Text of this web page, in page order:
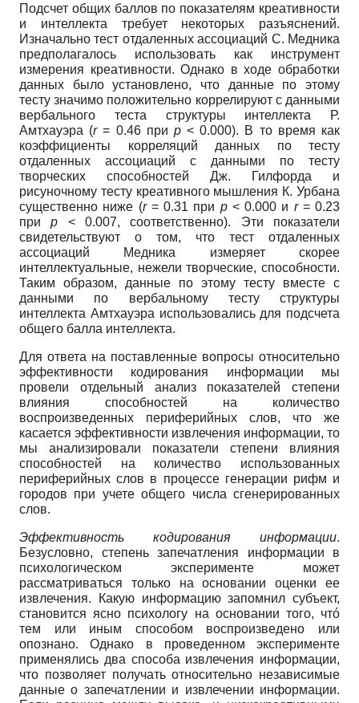
Подсчет общих баллов по показателям креативности
и интеллекта требует некоторых разъяснений.
Изначально тест отдаленных ассоциаций С. Медника
предполагалось использовать как инструмент
измерения креативности. Однако в ходе обработки
данных было установлено, что данные по этому
тесту значимо положительно коррелируют с данными
вербального теста структуры интеллекта Р.
Амтхауэра (r= 0.46 при p< 0.000). В то время как
коэффициенты корреляций данных по тесту
отдаленных ассоциаций с данными по тесту
творческих способностей Дж. Гилфорда и
рисуночному тесту креативного мышления К. Урбана
существенно ниже (r= 0.31 при p< 0.000 и r= 0.23
приp < 0.007, соответственно). Эти показатели
свидетельствуют о том, что тест отдаленных
ассоциаций Медника измеряет скорее
интеллектуальные, нежели творческие, способности.
Таким образом, данные по этому тесту вместе с
данными по вербальному тесту структуры
интеллекта Амтхауэра использовались для подсчета
общего балла интеллекта.
Для ответа на поставленные вопросы относительно
эффективности кодирования информации мы
провели отдельный анализ показателей степени
влияния способностей на количество
воспроизведенных периферийных слов, что же
касается эффективности извлечения информации, то
мы анализировали показатели степени влияния
способностей на количество использованных
периферийных слов в процессе генерации рифм и
городов при учете общего числа сгенерированных
слов.
Эффективность кодирования информации.
Безусловно, степень запечатления информации в
психологическом эксперименте может
рассматриваться только на основании оценки ее
извлечения. Какую информацию запомнил субъект,
становится ясно психологу на основании того, чтó
тем или иным способом воспроизведено или
опознано. Однако в проведенном эксперименте
применялись два способа извлечения информации,
что позволяет получать относительно независимые
данные о запечатлении и извлечении информации.